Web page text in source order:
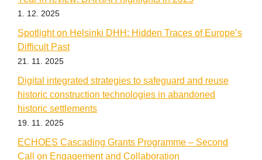
1. 12. 2025
Spotlight on Helsinki DHH: Hidden Traces of Europe’s
Difficult Past
21. 11. 2025
Digital integrated strategies to safeguard and reuse
historic construction technologies in abandoned
historic settlements
19. 11. 2025
ECHOES Cascading Grants Programme – Second
Call on Engagement and Collaboration